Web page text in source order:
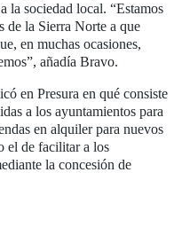
la sociedad local. “Estamos
de la Sierra Norte a que
en muchas ocasiones,
añadía Bravo.
en Presura en qué consiste
a los ayuntamientos para
en alquiler para nuevos
el de facilitar a los
la concesión de